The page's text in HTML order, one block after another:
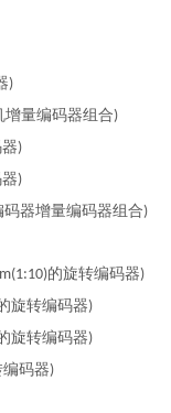
)
增量编码器组合)
)
)
器增量编码器组合)
的旋转编码器)
旋转编码器)
旋转编码器)
编码器)